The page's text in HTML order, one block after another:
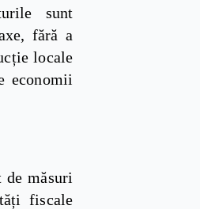
sunt
fără a
locale
economii
de măsuri
fiscale